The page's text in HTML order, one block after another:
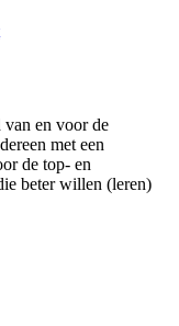
en voor de
met een
de top- en
beter willen (leren)